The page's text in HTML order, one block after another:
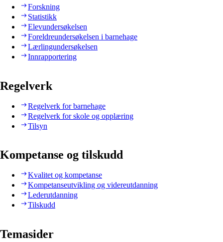
Forskning
Statistikk
Elevundersøkelsen
Foreldreundersøkelsen i barnehage
Lærlingundersøkelsen
Innrapportering
Regelverk
Regelverk for barnehage
Regelverk for skole og opplæring
Tilsyn
Kompetanse og tilskudd
Kvalitet og kompetanse
Kompetanseutvikling og videreutdanning
Lederutdanning
Tilskudd
Temasider